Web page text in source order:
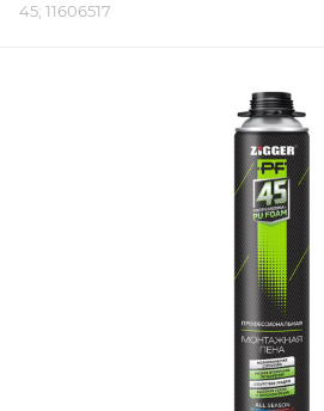
45; 11606517